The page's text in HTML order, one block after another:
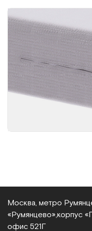
Москва, метро
«Румянцево», корпус
офис 521Г